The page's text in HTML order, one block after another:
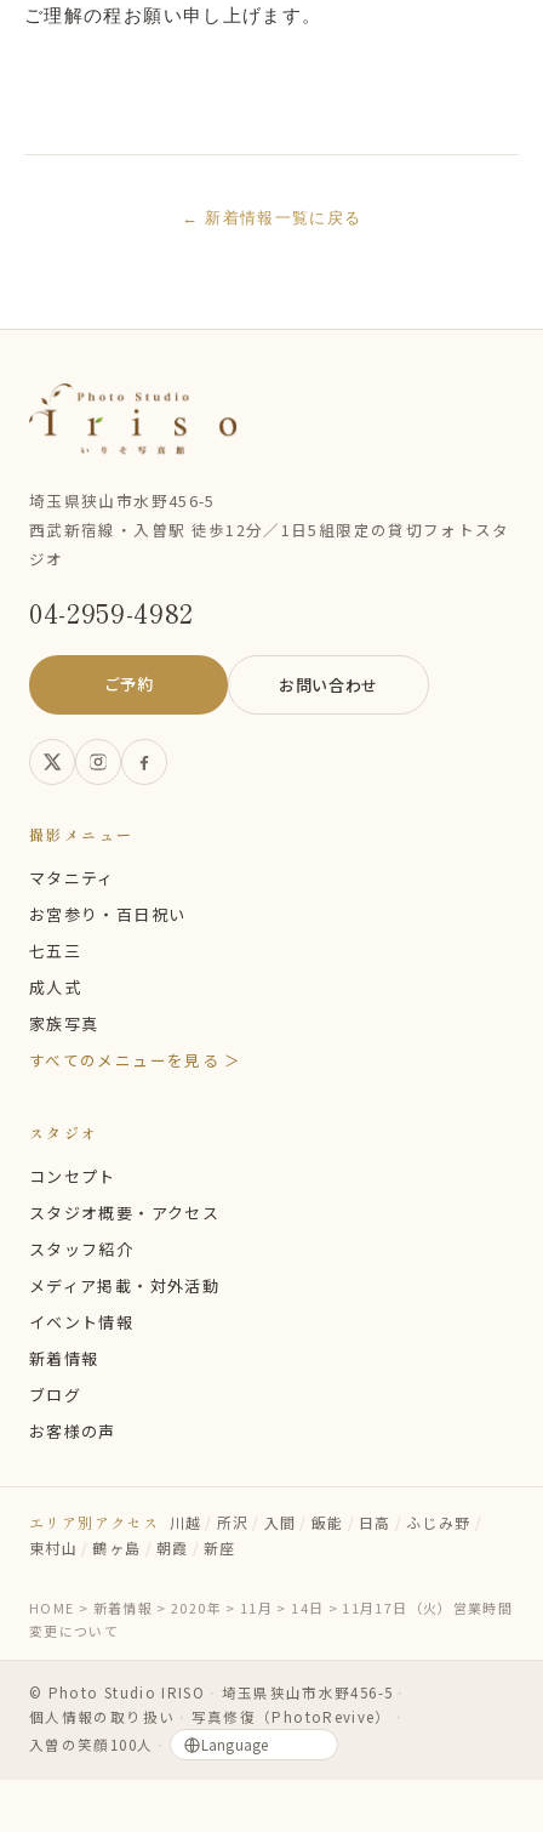
ご理解の程お願い申し上げます。
← 新着情報一覧に戻る
埼玉県狭山市水野456-5
西武新宿線・入曽駅 徒歩12分／1日5組限定の貸切フォトスタ
ジオ
04-2959-4982
ご予約 お問い合わせ
撮影メニュー
マタニティ
お宮参り・百日祝い
七五三
成人式
家族写真
すべてのメニューを見る ＞
スタジオ
コンセプト
スタジオ概要・アクセス
スタッフ紹介
メディア掲載・対外活動
イベント情報
新着情報
ブログ
お客様の声
エリア別アクセス 川越 / 所沢 / 入間 / 飯能 / 日高 / ふじみ野 /
東村山 / 鶴ヶ島 / 朝霞 / 新座
HOME > 新着情報 >2020年 > 11月 > 14日 > 11月17日（火）営業時間
変更について
© Photo Studio IRISO ・ 埼玉県狭山市水野456-5 ・
個人情報の取り扱い ・ 写真修復（PhotoRevive）
・
入曽の笑顔100人 ・